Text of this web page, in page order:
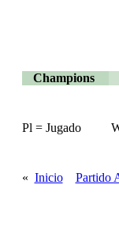
Champions
Pl = Jugado
« Inicio Partido